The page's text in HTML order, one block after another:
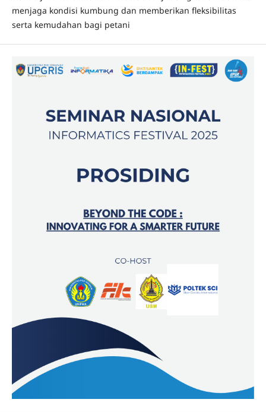
menjaga kondisi kumbung dan memberikan fleksibilitas
serta kemudahan bagi petani